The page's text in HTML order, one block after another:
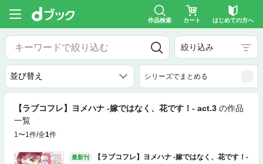
作品検索 カート はじめての方へ
絞り込み
シリーズでまとめる
【ラブコフレ】ヨメハナ -嫁ではなく、花です！- act.3 の作品
一覧
1〜1件/全1件
最新刊
【ラブコフレ】ヨメハナ -嫁ではなく、花です！-